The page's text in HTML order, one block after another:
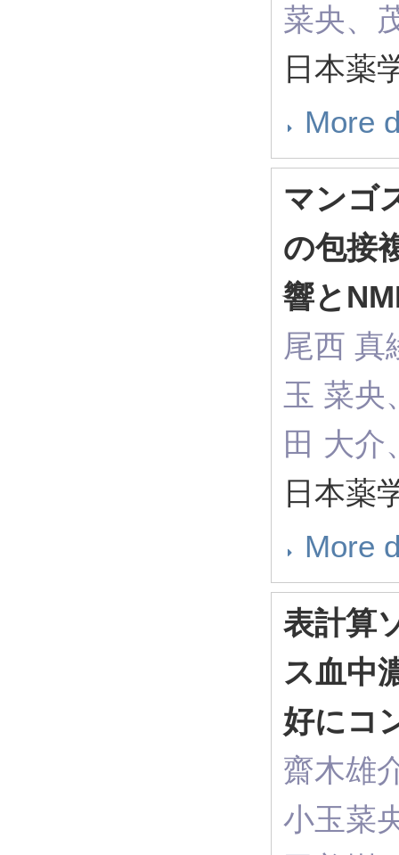
菜央、
日本薬
More
マンゴ
の包接
響と
尾西 真
玉 菜央
田 大介
日本薬
More
表計算
ス血中
好にコ
齋木雄
小玉菜